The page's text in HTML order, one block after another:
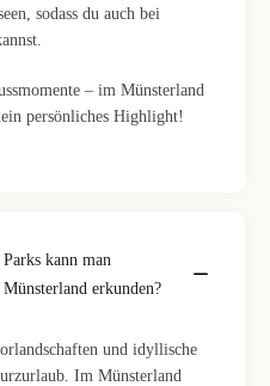
sodass du auch bei
– im Münsterland
persönliches Highlight!
kann man
erkunden?
und idyllische
Im Münsterland